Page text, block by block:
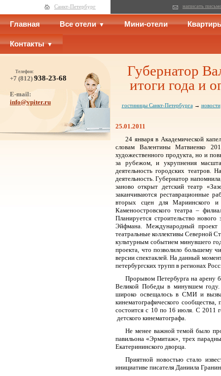
Санкт-Петербург написать
Главная Все отели Мини-отели
Контакты
Телефон:
+7 (812) 938-23-68
E-mail:
info@vpiter.ru
Губернатор
итоги года и
гостиницы Санкт-Петербурга→ новости
25.01.2011
24 января в Академической
словам Валентины Матвиенко
художественного продукта, но и
за рубежом, и укрупнения
деятельность городских театров.
деятельность. Губернатор
заново открыт детский театр
заканчиваются реставрационные
вторых сцен для Мариинского и
Каменоостровского театра –
Планируется строительство
Эйфмана. Международный проект
театральные коллективы Северной
культурным событием минувшего
проекта, что позволило большему
версии спектаклей. На данный
петербургских трупп в регионах
Прорывом Петербурга на арену
Великой Победы в минувшем году.
широко освещалось в СМИ и
кинематографического
состоится с 10 по 16 июля. С 2011
детского кинематографа.
Не менее важной темой было
павильона «Эрмитаж», трех
Екатерининского дворца.
Приятной новостью стало
инициативе писателя Даниила